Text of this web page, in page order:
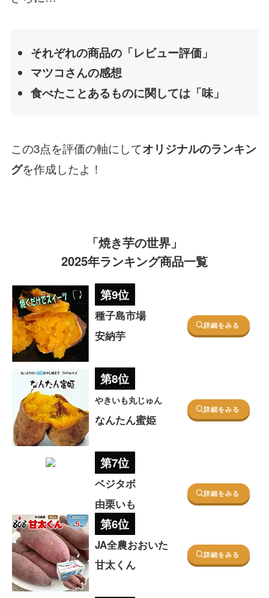
それぞれの商品の「レビュー評価」
マツコさんの感想
食べたことあるものに関しては「味」
この3点を評価の軸にしてオリジナルのランキン
グを作成したよ！
「焼き芋の世界」
2025年ランキング商品一覧
第9位
種子島市場
安納芋
詳細をみる
第8位
やきいも丸じゅん
なんたん蜜姫
詳細をみる
第7位
ベジタボ
由栗いも
詳細をみる
第6位
JA全農おおいた
甘太くん
詳細をみる